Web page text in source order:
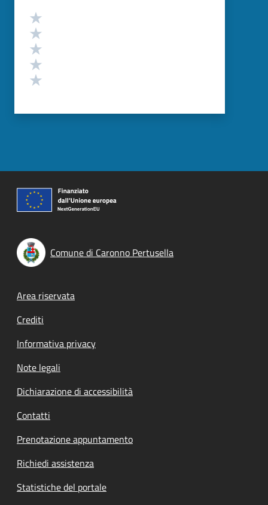
Valutazione
Comune di Caronno Pertusella
Footer menu
Area riservata
Crediti
Informativa privacy
Note legali
Dichiarazione di accessibilità
Contatti
Prenotazione appuntamento
Richiedi assistenza
Statistiche del portale